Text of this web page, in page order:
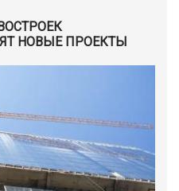
НОВЫЕ ПРОЕКТЫ